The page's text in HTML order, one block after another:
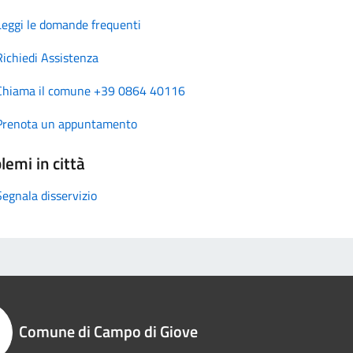
le domande frequenti
Assistenza
il comune +39 0864 40116
un appuntamento
in città
disservizio
Comune di Campo di Giove